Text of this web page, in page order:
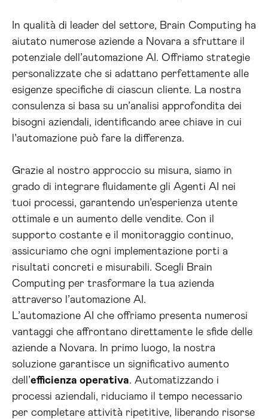
In qualità di leader del settore, Brain Computing ha
aiutato numerose aziende a Novara a sfruttare il
potenziale dell’automazione AI. Offriamo strategie
personalizzate che si adattano perfettamente alle
esigenze specifiche di ciascun cliente. La nostra
consulenza si basa su un’analisi approfondita dei
bisogni aziendali, identificando aree chiave in cui
l’automazione può fare la differenza.
Grazie al nostro approccio su misura, siamo in
grado di integrare fluidamente gli Agenti AI nei
tuoi processi, garantendo un’esperienza utente
ottimale e un aumento delle vendite. Con il
supporto costante e il monitoraggio continuo,
assicuriamo che ogni implementazione porti a
risultati concreti e misurabili. Scegli Brain
Computing per trasformare la tua azienda
attraverso l’automazione AI.
L’automazione AI che offriamo presenta numerosi
vantaggi che affrontano direttamente le sfide delle
aziende a Novara. In primo luogo, la nostra
soluzione garantisce un significativo aumento
dell’efficienza operativa. Automatizzando i
processi aziendali, riduciamo il tempo necessario
per completare attività ripetitive, liberando risorse